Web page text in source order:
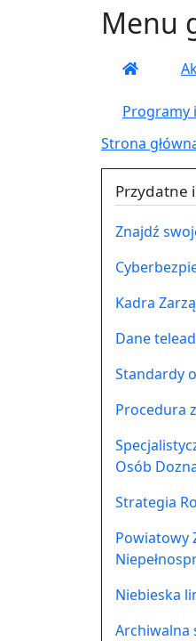
Menu
Programy
Strona
Przydatne
Znajdź
Kadra
Dane
Standardy
Procedura
Osób
Strategia
Powiatowy
Niebieska
Archiwalna